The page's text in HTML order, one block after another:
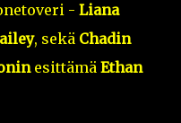
- Liana
, sekä Chadin
esittämä Ethan